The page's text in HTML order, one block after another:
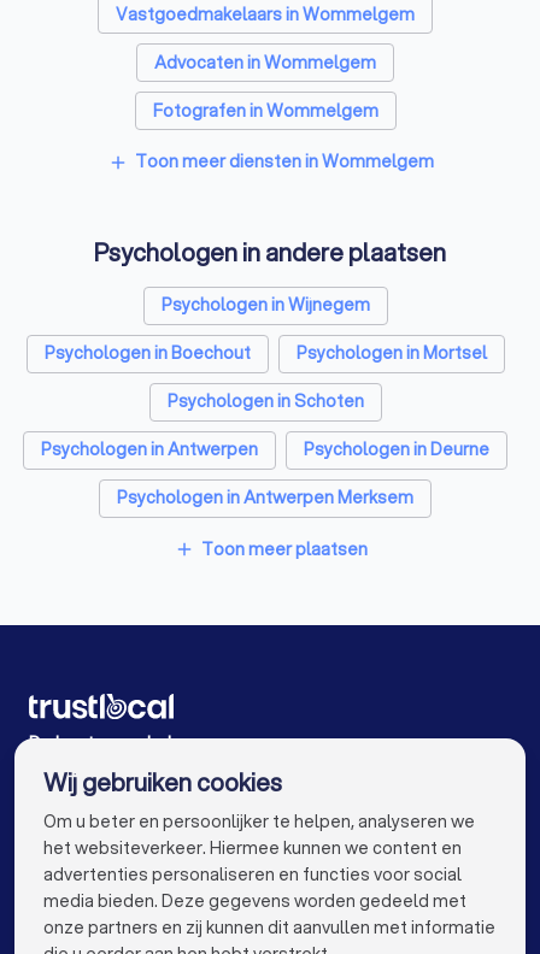
Vastgoedmakelaars in Wommelgem
Advocaten in Wommelgem
Fotografen in Wommelgem
Rijscholen in Wommelgem
Architecten in Wommelgem
Relatietherapeut in Wommelgem
Reisbureaus in Wommelgem
Personal trainers in Wommelgem
add Toon meer diensten in Wommelgem
Psychologen in andere plaatsen
Psychologen in Wijnegem
Psychologen in Boechout
Psychologen in Mortsel
Psychologen in Schoten
Psychologen in Antwerpen
Psychologen in Deurne
Psychologen in Antwerpen Merksem
Psychologen in Antwerpen Ekeren
Psychologen in Brugge
Psychologen in Aalst
Psychologen in Mechelen
Psychologen in Kortrijk
Psychologen in Sint-Niklaas
Psychologen in Genk
Psychologen in Roeselare
Psychologen in Beveren
Psychologen in Dendermonde
add Toon meer plaatsen
De beste psychologen voor u
VOOR PARTICULIEREN keyboard_arrow_down
Wij gebruiken cookies
Om u beter en persoonlijker te helpen, analyseren we
het websiteverkeer. Hiermee kunnen we content en
advertenties personaliseren en functies voor social
media bieden. Deze gegevens worden gedeeld met
onze partners en zij kunnen dit aanvullen met informatie